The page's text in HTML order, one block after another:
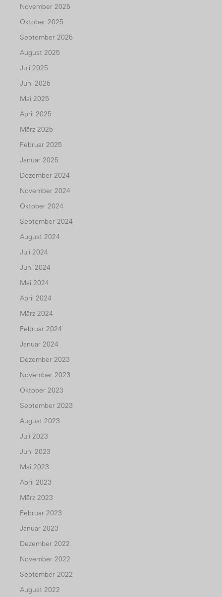
November 2025
Oktober 2025
September 2025
August 2025
Juli 2025
Juni 2025
Mai 2025
April 2025
März 2025
Februar 2025
Januar 2025
Dezember 2024
November 2024
Oktober 2024
September 2024
August 2024
Juli 2024
Juni 2024
Mai 2024
April 2024
März 2024
Februar 2024
Januar 2024
Dezember 2023
November 2023
Oktober 2023
September 2023
August 2023
Juli 2023
Juni 2023
Mai 2023
April 2023
März 2023
Februar 2023
Januar 2023
Dezember 2022
November 2022
September 2022
August 2022